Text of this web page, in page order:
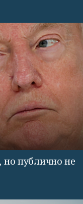
но публично не